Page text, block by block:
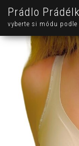
Prádlo
vyberte si módu podle